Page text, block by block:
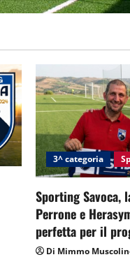
3^ categoria
Sporting Savoca,
Perrone e
perfetta per il
Di Mimmo